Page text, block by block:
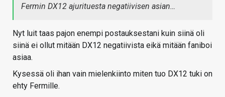
Fermin DX12 ajurituesta negatiivisen asian…
Nyt luit taas pajon enempi postauksestani kuin siinä oli
siinä ei ollut mitään DX12 negatiivista eikä mitään faniboi
asiaa.
Kysessä oli ihan vain mielenkiinto miten tuo DX12 tuki on
ehty Fermille.